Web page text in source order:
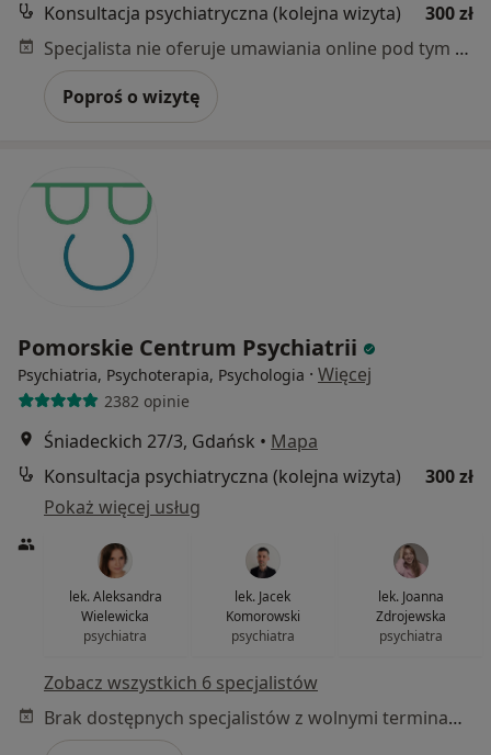
Konsultacja psychiatryczna (kolejna wizyta)
300 zł
Specjalista nie oferuje umawiania online pod tym adresem.
Poproś o wizytę
Pomorskie Centrum Psychiatrii
Psychiatria, Psychoterapia, Psychologia · Więcej
2382 opinie
Śniadeckich 27/3, Gdańsk • Mapa
Konsultacja psychiatryczna (kolejna wizyta)
300 zł
Pokaż więcej usług
lek. Aleksandra
Wielewicka
psychiatra
lek. Jacek
Komorowski
psychiatra
lek. Joanna
Zdrojewska
psychiatra
Zobacz wszystkich 6 specjalistów
Brak dostępnych specjalistów z wolnymi terminami w tym centrum medycznym.